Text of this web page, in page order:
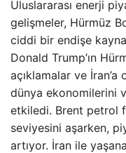
Uluslararası enerji
gelişmeler, Hürmüz
ciddi bir endişe
Donald Trump’ın
açıklamalar ve İran’a
dünya ekonomilerini
etkiledi. Brent petrol
seviyesini aşarken,
artıyor. İran ile